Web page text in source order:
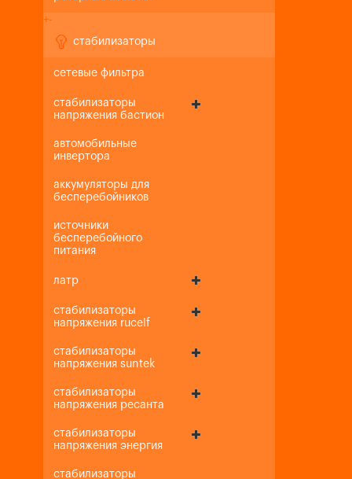
+-
стабилизаторы
сетевые фильтра
стабилизаторы
напряжения бастион
автомобильные
инвертора
аккумуляторы для
бесперебойников
источники
бесперебойного
питания
латр
стабилизаторы
напряжения rucelf
стабилизаторы
напряжения suntek
стабилизаторы
напряжения ресанта
стабилизаторы
напряжения энергия
стабилизаторы